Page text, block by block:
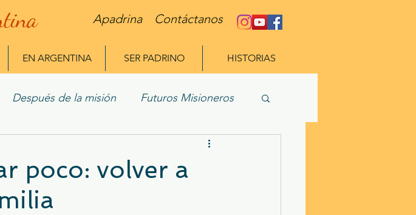
Apadrina Contáctanos
EN ARGENTINA SER PADRINO HISTORIAS
Después de la misión Futuros Misioneros
poco: volver a